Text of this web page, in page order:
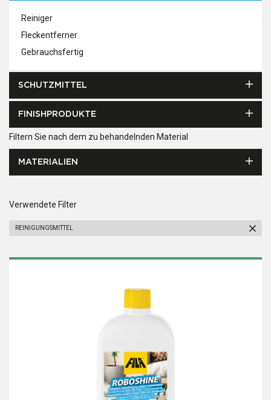
Reiniger
Fleckentferner
Gebrauchsfertig
SCHUTZMITTEL
FINISHPRODUKTE
Filtern Sie nach dem zu behandelnden Material
MATERIALIEN
Verwendete Filter
REINIGUNGSMITTEL